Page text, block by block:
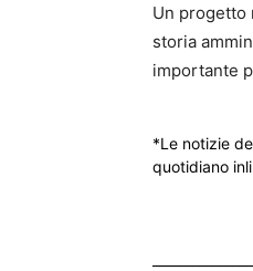
Un progetto
storia
importante
*Le notizie
quotidiano